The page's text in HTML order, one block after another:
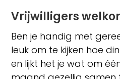
Vrijwilligers
Ben je handig met
leuk om te kijken hoe
en lijkt het je wat om